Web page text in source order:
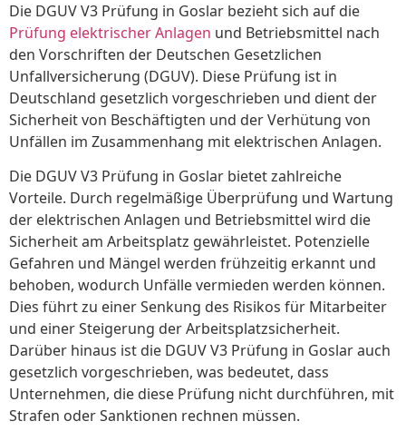
Die DGUV V3 Prüfung in Goslar bezieht sich auf die
Prüfung elektrischer Anlagen und Betriebsmittel nach
den Vorschriften der Deutschen Gesetzlichen
Unfallversicherung (DGUV). Diese Prüfung ist in
Deutschland gesetzlich vorgeschrieben und dient der
Sicherheit von Beschäftigten und der Verhütung von
Unfällen im Zusammenhang mit elektrischen Anlagen.
Die DGUV V3 Prüfung in Goslar bietet zahlreiche
Vorteile. Durch regelmäßige Überprüfung und Wartung
der elektrischen Anlagen und Betriebsmittel wird die
Sicherheit am Arbeitsplatz gewährleistet. Potenzielle
Gefahren und Mängel werden frühzeitig erkannt und
behoben, wodurch Unfälle vermieden werden können.
Dies führt zu einer Senkung des Risikos für Mitarbeiter
und einer Steigerung der Arbeitsplatzsicherheit.
Darüber hinaus ist die DGUV V3 Prüfung in Goslar auch
gesetzlich vorgeschrieben, was bedeutet, dass
Unternehmen, die diese Prüfung nicht durchführen, mit
Strafen oder Sanktionen rechnen müssen.